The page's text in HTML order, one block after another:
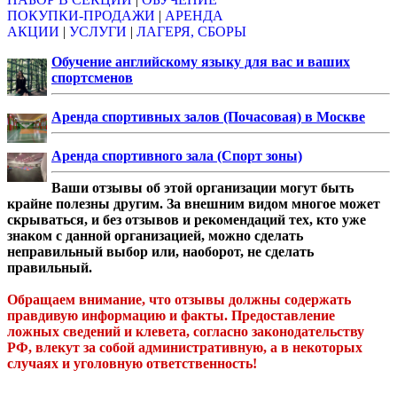
ПОКУПКИ-ПРОДАЖИ | АРЕНДА
АКЦИИ | УСЛУГИ | ЛАГЕРЯ, СБОРЫ
Обучение английскому языку для вас и ваших
спортсменов
Аренда спортивных залов (Почасовая) в Москве
Аренда спортивного зала (Спорт зоны)
Ваши отзывы об этой организации могут быть
крайне полезны другим. За внешним видом многое может
скрываться, и без отзывов и рекомендаций тех, кто уже
знаком с данной организацией, можно сделать
неправильный выбор или, наоборот, не сделать
правильный.
Обращаем внимание, что отзывы должны содержать
правдивую информацию и факты. Предоставление
ложных сведений и клевета, согласно законодательству
РФ, влекут за собой административную, а в некоторых
случаях и уголовную ответственность!